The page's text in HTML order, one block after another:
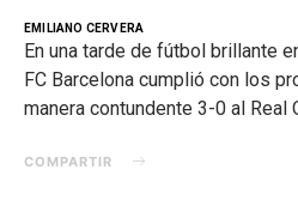
EMILIANO CERVERA
En una tarde de fútbol brillante
FC Barcelona cumplió con los
manera contundente 3-0 al Real
COMPARTIR